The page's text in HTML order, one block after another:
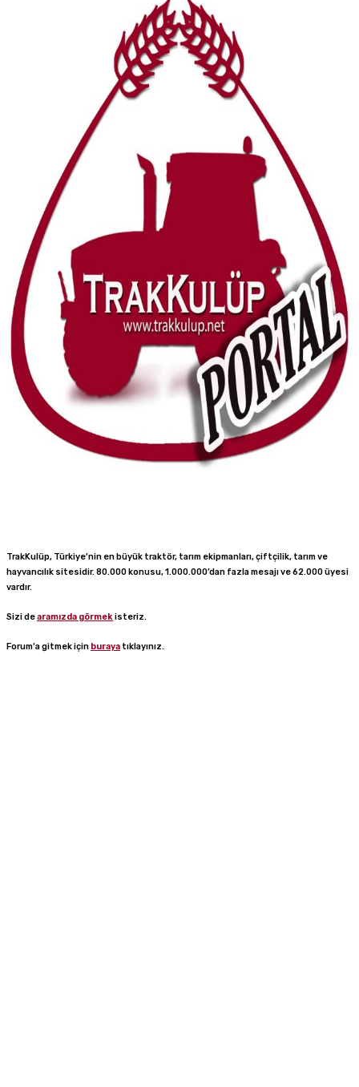
TrakKulüp, Türkiye’nin en büyük traktör, tarım ekipmanları, çiftçilik, tarım ve
hayvancılık sitesidir. 80.000 konusu, 1.000.000’dan fazla mesajı ve 62.000 üyesi
vardır.
Sizi dearamızda görmekisteriz.
Forum’a gitmek için buraya tıklayınız.